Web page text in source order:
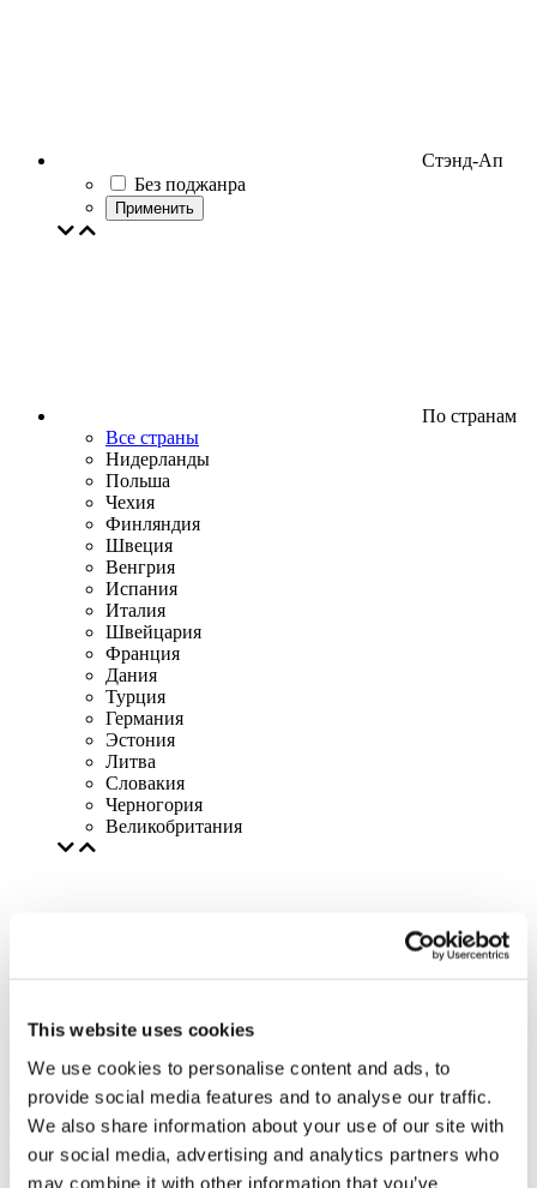
This website uses cookies
We use cookies to personalise content and ads, to
provide social media features and to analyse our traffic.
We also share information about your use of our site with
our social media, advertising and analytics partners who
may combine it with other information that you’ve
Стэнд-Ап
Без поджанра
Применить
По странам
Все страны
Нидерланды
Польша
Чехия
Финляндия
Швеция
Венгрия
Испания
Италия
Швейцария
Франция
Дания
Турция
Германия
Эстония
Литва
Словакия
Черногория
Великобритания